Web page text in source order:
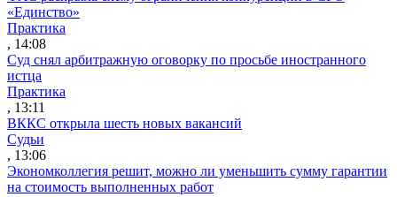
«Единство»
Практика
, 14:08
Суд снял арбитражную оговорку по просьбе иностранного
истца
Практика
, 13:11
ВККС открыла шесть новых вакансий
Судьи
, 13:06
Экономколлегия решит, можно ли уменьшить сумму гарантии
на стоимость выполненных работ